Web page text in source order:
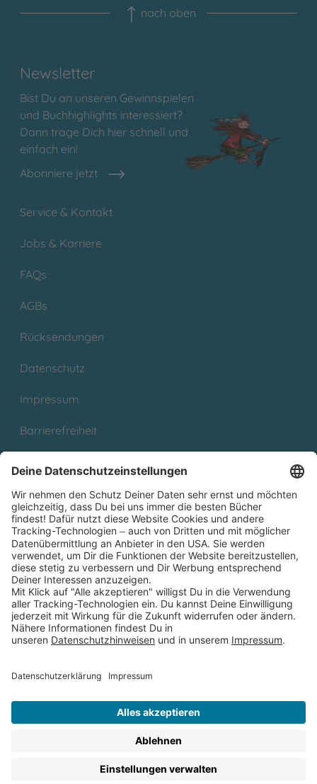
nach oben
Newsletter
Bist Du an unseren Gewinnspielen
und Buchhighlights interessiert?
Dann trage Dich hier schnell und
einfach ein!
Abonniere jetzt
Service & Kontakt
Jobs & Karriere
FAQs
AGBs
Rücksendungen
Datenschutz
Impressum
Barrierefreiheit
Partnerprogramm (Affiliate)
Folge uns auf
* Versandkostenfrei ab 9,00 € Bestellwert innerhalb
Deutschlands
** Lieferzeit 1-3 Werktage innerhalb Deutschlands
Thienemann-Esslinger Verlag GmbH, Blumenstraße 36, D-70182